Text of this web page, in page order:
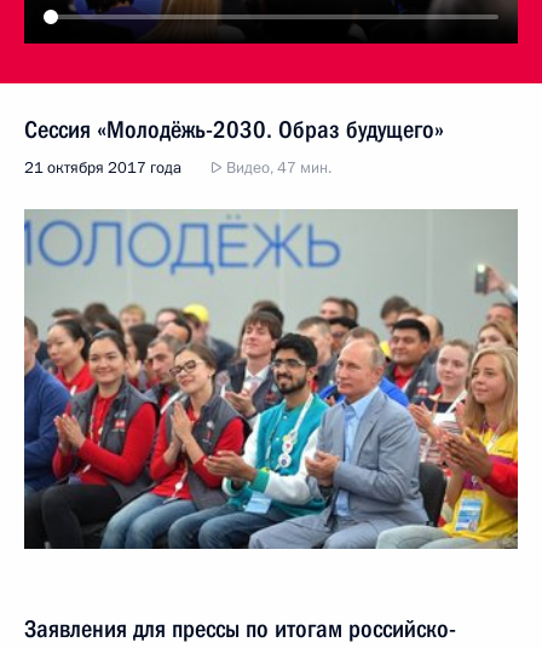
Сессия «Молодёжь-2030. Образ будущего»
21 октября 2017 года Видео, 47 мин.
Заявления для прессы по итогам российско-